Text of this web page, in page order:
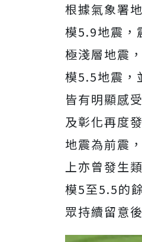
根據氣象署
模5.9地震，
極淺層地震
模5.5地震，
皆有明顯感
及彰化再度
地震為前震
上亦曾發生
模5至5.5的
眾持續留意